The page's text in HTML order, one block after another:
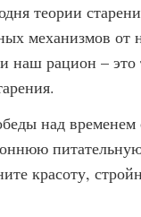
теории
механизмов от
наш рацион –
над
красоту,